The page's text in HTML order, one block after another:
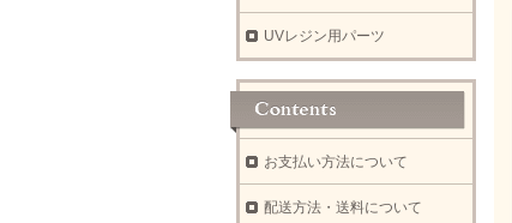
UVレジン用パーツ
お支払い方法について
配送方法・送料について